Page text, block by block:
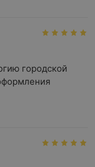
городской